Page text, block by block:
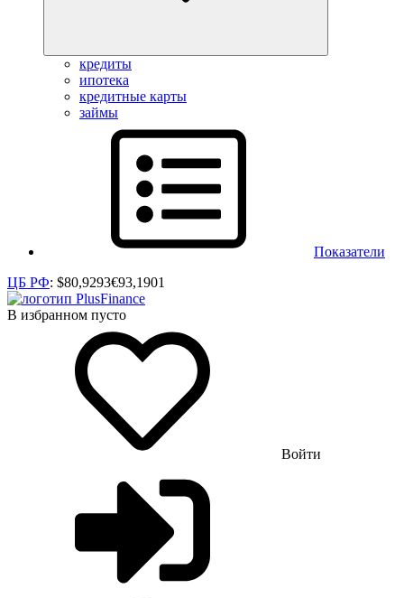
кредиты
ипотека
кредитные карты
займы
Показатели
ЦБ РФ: $80,9293€93,1901
В избранном пусто
Войти